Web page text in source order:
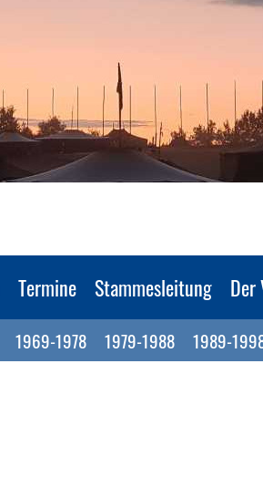
Termine Stammesleitung Der
1969-1978 1979-1988 1989-